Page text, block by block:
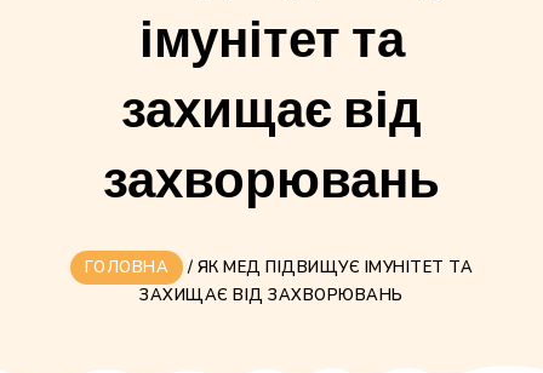
імунітет та
захищає від
захворювань
ГОЛОВНА / ЯК МЕД ПІДВИЩУЄ ІМУНІТЕТ ТА
ЗАХИЩАЄ ВІД ЗАХВОРЮВАНЬ